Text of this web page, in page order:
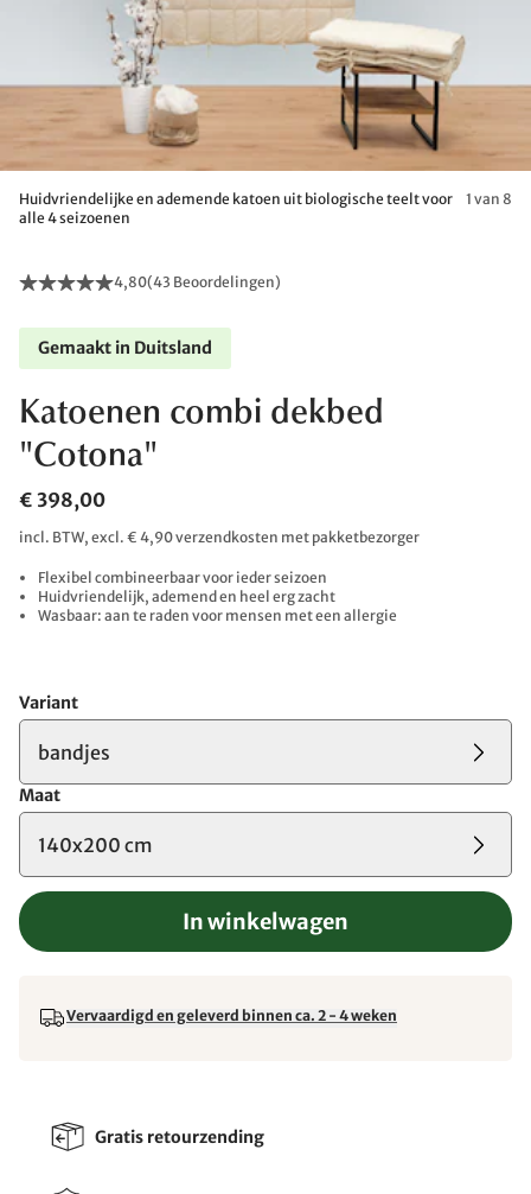
Huidvriendelijke en ademende katoen uit biologische teelt voor
alle 4 seizoenen
1 van 8
4,80(43 Beoordelingen)
Gemaakt in Duitsland
Katoenen combi dekbed
"Cotona"
€ 398,00
incl. BTW, excl. € 4,90 verzendkosten met pakketbezorger
Flexibel combineerbaar voor ieder seizoen
Huidvriendelijk, ademend en heel erg zacht
Wasbaar: aan te raden voor mensen met een allergie
Variant
bandjes
Maat
140x200 cm
In winkelwagen
Vervaardigd en geleverd binnen ca. 2 - 4 weken
Gratis retourzending